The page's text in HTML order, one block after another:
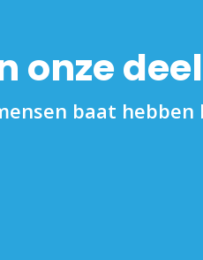
onze
baat hebben